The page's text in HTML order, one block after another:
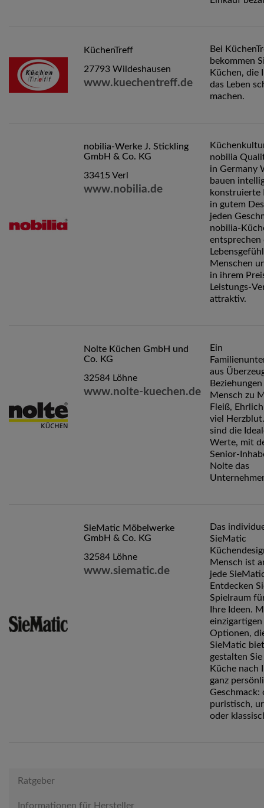
KüchenTreff
27793 Wildeshausen
www.kuechentreff.de
Bei
bekommen
Küchen, die
das Leben
machen.
nobilia-Werke J. Stickling
GmbH & Co. KG
33415 Verl
www.nobilia.de
nobilia
in Germany
bauen
konstruierte
in gutem
jeden
nobilia-
entsprechen
Menschen
in ihrem
Leistungs-
attraktiv.
Nolte Küchen GmbH und
Co. KG
32584 Löhne
www.nolte-kuechen.de
Ein
aus
Mensch zu
Fleiß,
viel
sind die
Werte, mit
Senior-
Nolte das
SieMatic Möbelwerke
GmbH & Co. KG
32584 Löhne
www.siematic.de
Das
SieMatic
Mensch ist
jede
Entdecken
Spielraum
Ihre Ideen.
einzigartigen
Optionen,
SieMatic
gestalten
Küche nach
ganz
Geschmack:
puristisch,
oder
Ratgeber
Informationen für Hersteller